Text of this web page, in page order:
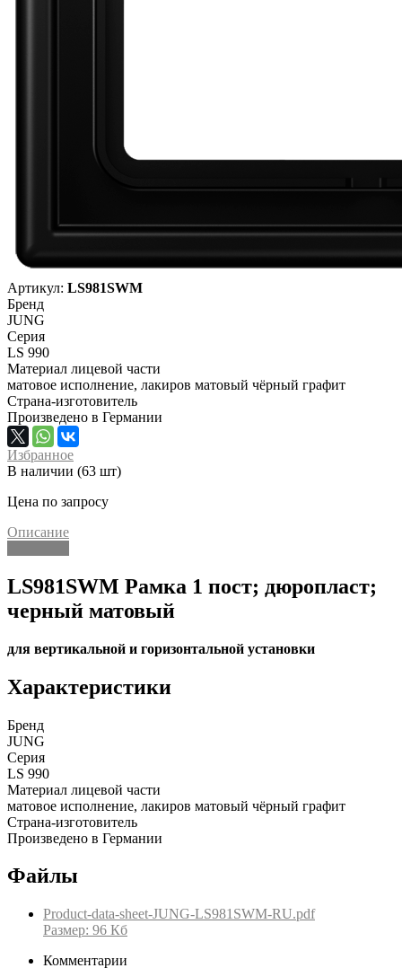
Артикул: LS981SWM
Бренд
JUNG
Серия
LS 990
Материал лицевой части
матовое исполнение, лакиров матовый чёрный графит
Страна-изготовитель
Произведено в Германии
Избранное
В наличии (63 шт)
Цена по запросу
Описание
LS981SWM Рамка 1 пост; дюропласт;
черный матовый
для вертикальной и горизонтальной установки
Характеристики
Бренд
JUNG
Серия
LS 990
Материал лицевой части
матовое исполнение, лакиров матовый чёрный графит
Страна-изготовитель
Произведено в Германии
Файлы
Product-data-sheet-JUNG-LS981SWM-RU.pdf
Размер: 96 Кб
Комментарии